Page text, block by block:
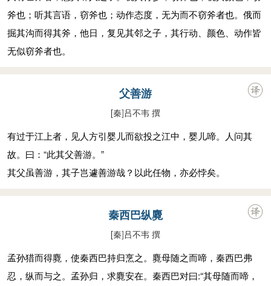
斧也；听其言语，窃斧也；动作态度，无为而不窃斧者也。俄而
掘其沟而得其斧，他日，复见其邻之子，其行动、颜色、动作皆
无似窃斧者也。
父善游
[秦]吕不韦 撰
有过于江上者，见人方引婴儿而欲投之江中，婴儿啼。人问其
故。曰：“此其父善游。”
其父虽善游，其子岂遽善游哉？以此任物，亦必悖矣。
秦西巴纵麑
[秦]吕不韦 撰
孟孙猎而得麑，使秦西巴持归烹之。麑母随之而啼，秦西巴弗
忍，纵而与之。孟孙归，求麑安在。秦西巴对曰:“其母随而啼，